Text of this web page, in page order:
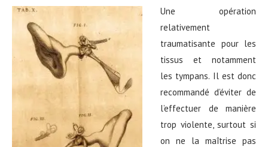
Une opération
relativement
traumatisante pour les
tissus et notamment
les tympans. Il est donc
recommandé d’éviter de
l’effectuer de manière
trop violente, surtout si
on ne la maîtrise pas